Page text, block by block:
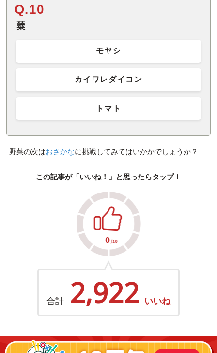
Q.10
糵
モヤシ
カイワレダイコン
トマト
野菜の次はおさかなに挑戦してみてはいかかでしょうか？
この記事が「いいね！」と思ったらタップ！
合計 2,922 いいね